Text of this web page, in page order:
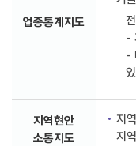
업종통계지도
-
-
지역현안
소통지도
지
지